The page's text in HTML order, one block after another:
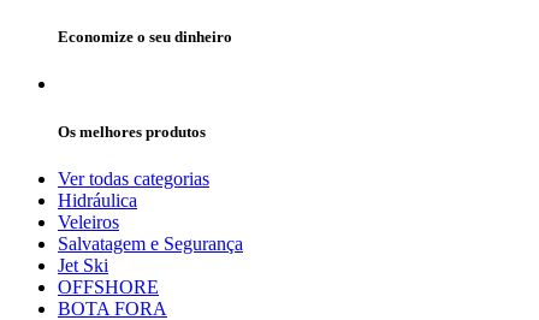
Economize o seu dinheiro
Os melhores produtos
Ver todas categorias
Hidráulica
Veleiros
Salvatagem e Segurança
Jet Ski
OFFSHORE
BOTA FORA